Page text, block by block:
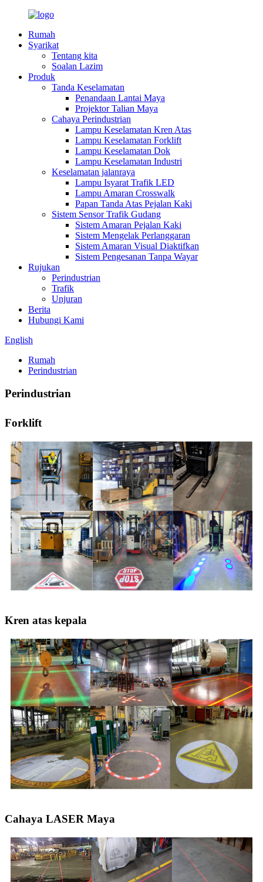
Rumah
Syarikat
Tentang kita
Soalan Lazim
Produk
Tanda Keselamatan
Penandaan Lantai Maya
Projektor Talian Maya
Cahaya Perindustrian
Lampu Keselamatan Kren Atas
Lampu Keselamatan Forklift
Lampu Keselamatan Dok
Lampu Keselamatan Industri
Keselamatan jalanraya
Lampu Isyarat Trafik LED
Lampu Amaran Crosswalk
Papan Tanda Atas Pejalan Kaki
Sistem Sensor Trafik Gudang
Sistem Amaran Pejalan Kaki
Sistem Mengelak Perlanggaran
Sistem Amaran Visual Diaktifkan
Sistem Pengesanan Tanpa Wayar
Rujukan
Perindustrian
Trafik
Unjuran
Berita
Hubungi Kami
English
Rumah
Perindustrian
Perindustrian
Forklift
Kren atas kepala
Cahaya LASER Maya